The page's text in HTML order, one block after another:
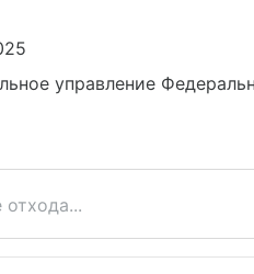
управление